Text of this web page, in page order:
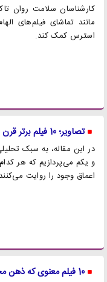
کارشناسان سلامت روان
مانند تماشای فیلم‌های
استرس کمک کند.
تصاویر؛ 10 فیلم برتر قرن 21 با تم رابینسون کروزو
در این مقاله، به سبک
و یکم می‌پردازیم که هر
اعماق وجود را روایت
10 فیلم معنوی که ذهن مخاطب را به چالش می‌کشند